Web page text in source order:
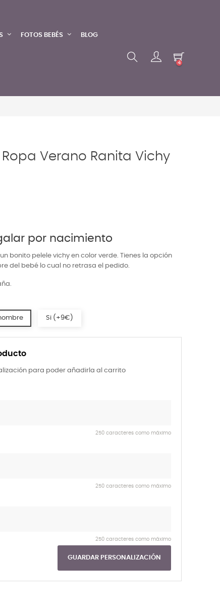
FOTOS BEBÉS BLOG
4
Verano Ranita Vichy
por nacimiento
bonito pelele vichy en color verde. Tienes la opción
del bebé lo cual no retrasa el pedido.
para poder añadirla al carrito
250 caracteres como máximo
250 caracteres como máximo
250 caracteres como máximo
GUARDAR PERSONALIZACIÓN
Si (+9€)